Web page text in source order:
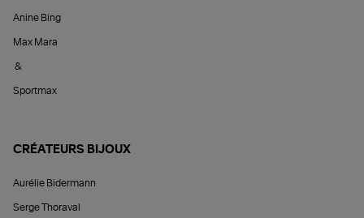
Anine Bing
Max Mara
&
Sportmax
CRÉATEURS BIJOUX
Aurélie Bidermann
Serge Thoraval